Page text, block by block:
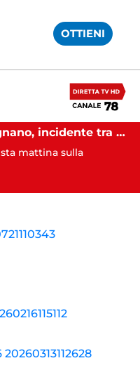
OTTIENI
Pontecagnano, incidente tra due auto: 4 feriti
mattina sulla